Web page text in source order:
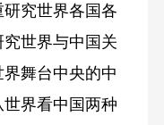
究世界各国各
世界与中国关
舞台中央的中
界看中国两种